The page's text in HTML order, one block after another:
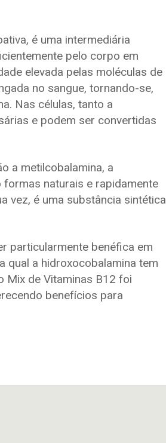
é uma intermediária
pelo corpo em
elevada pelas moléculas de
no sangue, tornando-se,
Nas células, tanto a
e podem ser convertidas
a metilcobalamina, a
naturais e rapidamente
vez, é uma substância sintética
particularmente benéfica em
qual a hidroxocobalamina tem
Mix de Vitaminas B12 foi
benefícios para